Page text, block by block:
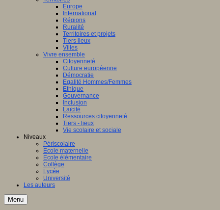
Europe
International
Régions
Ruralité
Territoires et projets
Tiers lieux
Villes
Vivre ensemble
Citoyenneté
Culture européenne
Démocratie
Egalité Hommes/Femmes
Ethique
Gouvernance
Inclusion
Laïcité
Ressources citoyenneté
Tiers - lieux
Vie scolaire et sociale
Niveaux
Périscolaire
Ecole maternelle
Ecole élémentaire
Collège
Lycée
Université
Les auteurs
Menu